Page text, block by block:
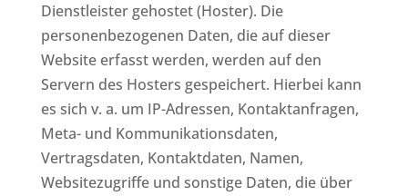
Dienstleister gehostet (Hoster). Die
personenbezogenen Daten, die auf dieser
Website erfasst werden, werden auf den
Servern des Hosters gespeichert. Hierbei kann
es sich v. a. um IP-Adressen, Kontaktanfragen,
Meta- und Kommunikationsdaten,
Vertragsdaten, Kontaktdaten, Namen,
Websitezugriffe und sonstige Daten, die über